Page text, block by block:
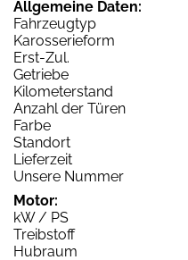
Allgemeine Daten:
Fahrzeugtyp
Karosserieform
Erst-Zul.
Getriebe
Kilometerstand
Anzahl der Türen
Farbe
Standort
Lieferzeit
Unsere Nummer
Motor:
kW / PS
Treibstoff
Hubraum